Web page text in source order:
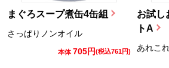
まぐろスープ煮缶4缶組
さっぱりノンオイル
本体 705円(税込761円)
お試し
トA
あれこ